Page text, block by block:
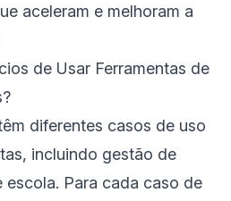
aceleram e melhoram a
de Usar Ferramentas de
diferentes casos de uso
incluindo gestão de
Para cada caso de